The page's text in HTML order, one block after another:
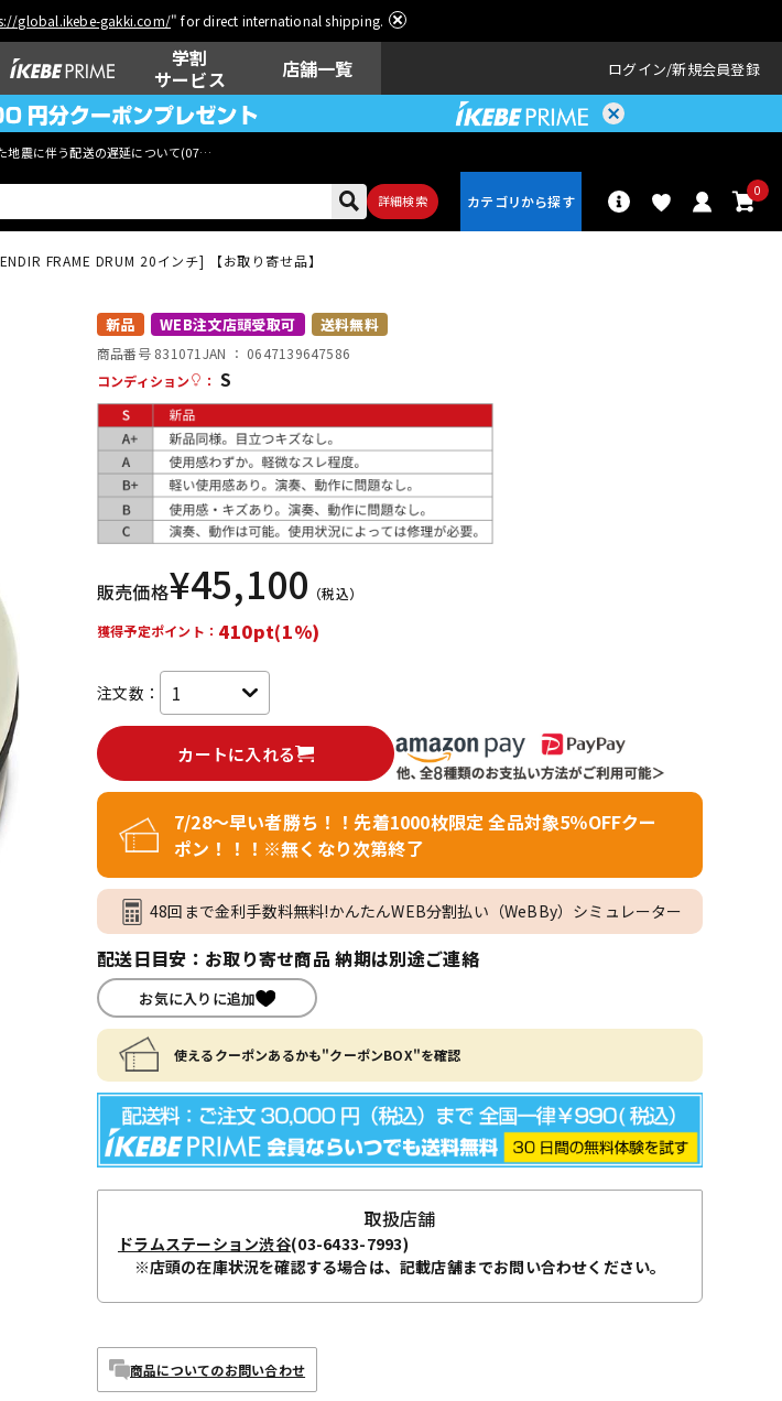
global.ikebe-gakki.com/" for direct international shipping.
学割
サービス
店舗一覧 ログイン 新規会員登録
地震に伴う配送の遅延について(07月29日
詳細検索
0
ウクレレ ドラム
その他楽器
レコーディン
グ機器
配信/ライブ
機器
FRAME DRUM 20インチ] 【お取り寄せ品】
新品 WEB注文店頭受取可 送料無料
商品番号 831071 JAN ： 0647139647586
コンディション
： S
販売価格¥45,100 （税込）
獲得予定ポイント： 410pt(1%)
注文数：
カートに入れる
7/28～早い者勝ち！！先着1000枚限定 全品対象5％OFFクー
ポン！！！※無くなり次第終了
48回まで金利手数料無料!かんたんWEB分割払い（WeBBy）シミュレーター
配送日目安：お取り寄せ商品 納期は別途ご連絡
お気に入りに追加
使えるクーポンあるかも"クーポンBOX"を確認
取扱店舗
ドラムステーション渋谷(03-6433-7993)
※店頭の在庫状況を確認する場合は、記載店舗までお問い合わせください。
商品についてのお問い合わせ